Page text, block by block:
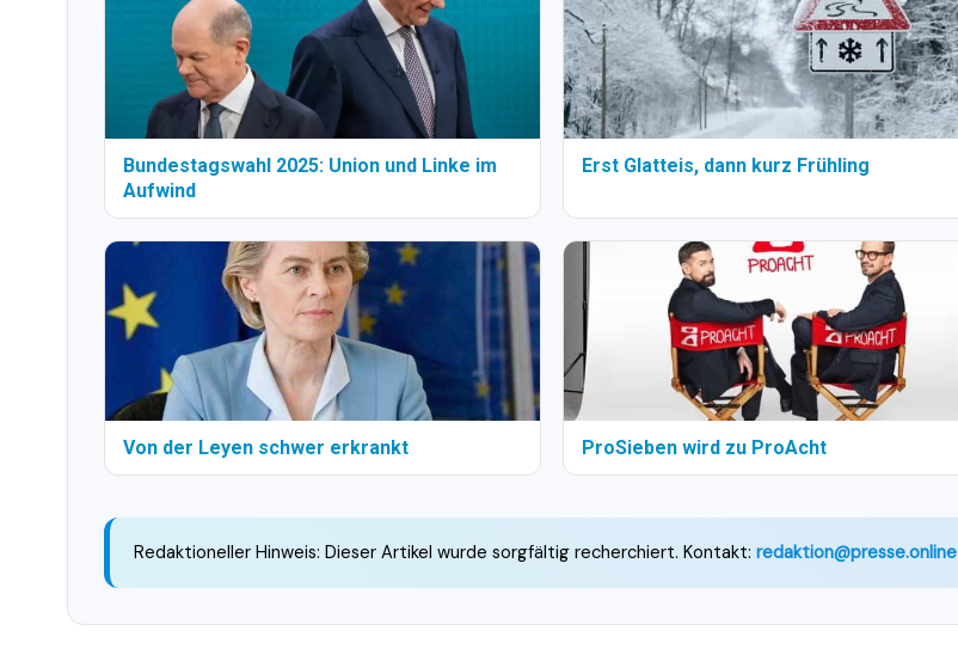
Bundestagswahl 2025: Union und Linke im
Aufwind
Erst Glatteis, dann kurz Frühling
Von der Leyen schwer erkrankt ProSieben wird zu ProAcht
Redaktioneller Hinweis: Dieser Artikel wurde sorgfältig recherchiert. Kontakt: redaktion@presse.online